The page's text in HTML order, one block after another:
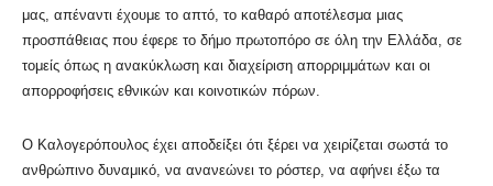
μας, απέναντι έχουμε το απτό, το καθαρό αποτέλεσμα μιας
προσπάθειας που έφερε το δήμο πρωτοπόρο σε όλη την Ελλάδα, σε
τομείς όπως η ανακύκλωση και διαχείριση απορριμμάτων και οι
απορροφήσεις εθνικών και κοινοτικών πόρων.
Ο Καλογερόπουλος έχει αποδείξει ότι ξέρει να χειρίζεται σωστά το
ανθρώπινο δυναμικό, να ανανεώνει το ρόστερ, να αφήνει έξω τα